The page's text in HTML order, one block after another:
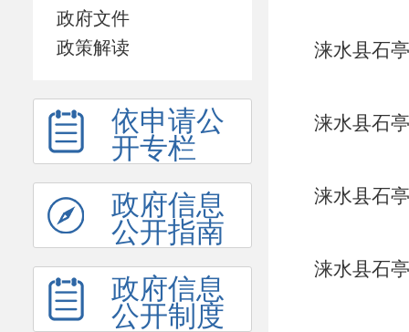
政府文件
政策解读
依申请公
开专栏
政府信息
公开指南
政府信息
公开制度
涞水县石
涞水县石
涞水县石
涞水县石